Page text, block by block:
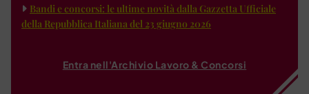
Bandi e concorsi: le ultime novità dalla Gazzetta Ufficiale
della Repubblica Italiana del 23 giugno 2026
Entra nell'Archivio Lavoro & Concorsi